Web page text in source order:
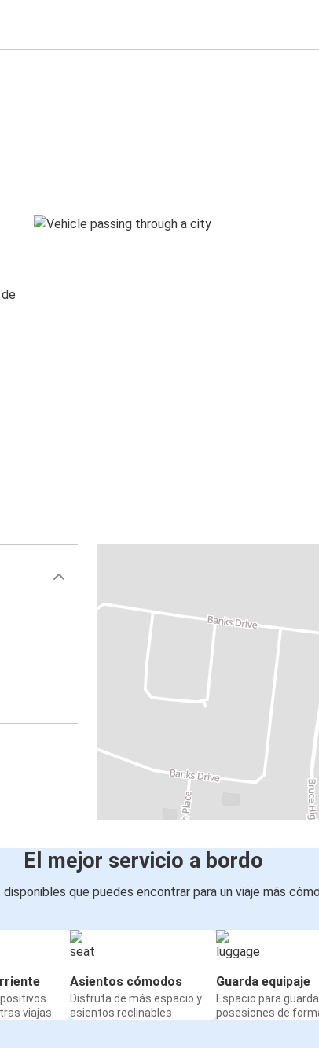
El mejor servicio a bordo
disponibles que puedes encontrar para un viaje más
viajas
Asientos cómodos
Disfruta de más espacio y
asientos reclinables
Guarda equipaje
Espacio para
posesiones de